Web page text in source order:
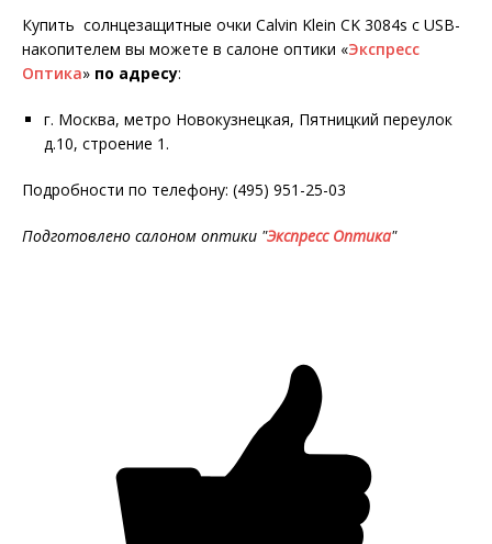
Купить солнцезащитные очки Calvin Klein CK 3084s с USB-
накопителем вы можете в салоне оптики «Экспресс
Оптика» по адресу:
г. Москва, метро Новокузнецкая, Пятницкий переулок
д.10, строение 1.
Подробности по телефону: (495) 951-25-03
Подготовлено салоном оптики "Экспресс Оптика"